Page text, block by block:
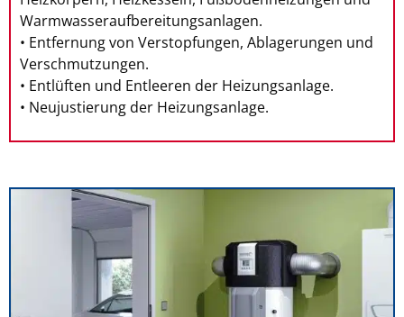
Warmwasseraufbereitungsanlagen.
• Entfernung von Verstopfungen, Ablagerungen und
Verschmutzungen.
• Entlüften und Entleeren der Heizungsanlage.
• Neujustierung der Heizungsanlage.